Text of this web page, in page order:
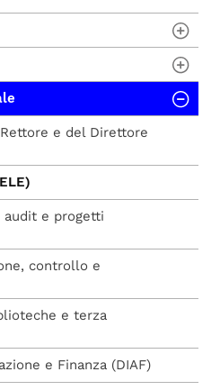
- DMED
e letterature,
e società - DILL
agroalimentari,
DI4A
Economiche e
Giuridiche - DISG
matematiche,
- DMIF
umanistici e del
DIUM
e del Direttore
audit e progetti
controllo e
e terza
e Finanza (DIAF)